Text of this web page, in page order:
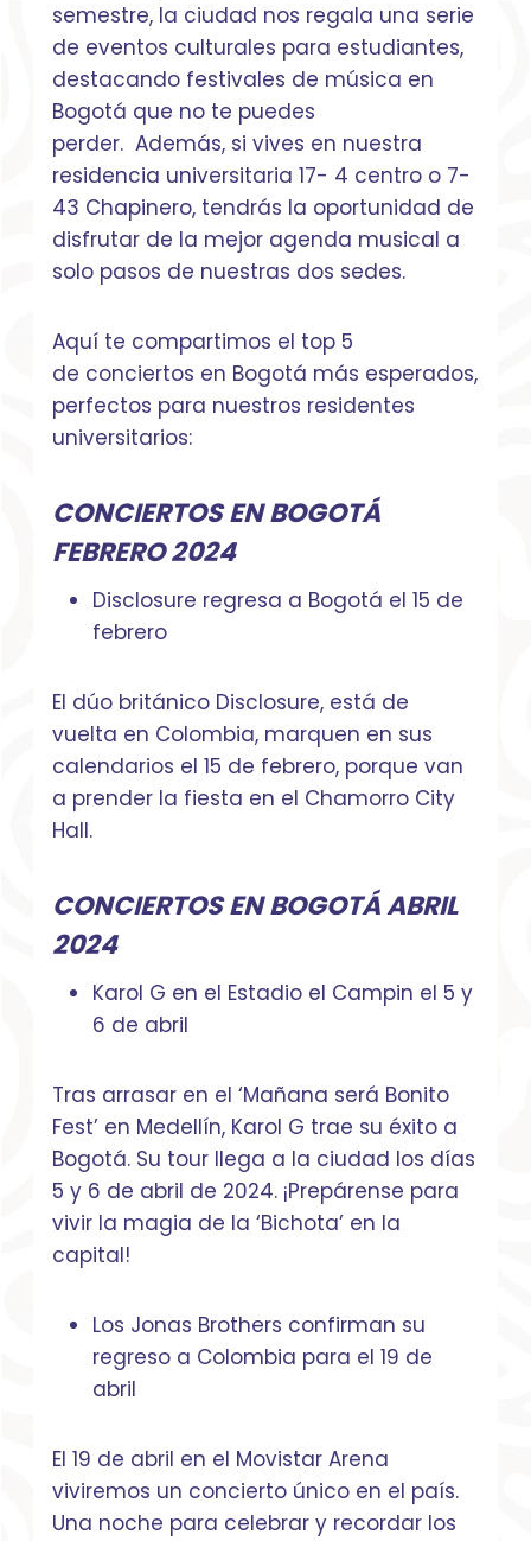
semestre, la ciudad nos regala una serie
de eventos culturales para estudiantes,
destacando festivales de música en
Bogotá que no te puedes
perder. Además, si vives en nuestra
residencia universitaria 17- 4 centro o 7-
43 Chapinero, tendrás la oportunidad de
disfrutar de la mejor agenda musical a
solo pasos de nuestras dos sedes.
Aquí te compartimos el top 5
de conciertos en Bogotá más esperados,
perfectos para nuestros residentes
universitarios:
CONCIERTOS EN BOGOTÁ
FEBRERO 2024
Disclosure regresa a Bogotá el 15 de
febrero
El dúo británico Disclosure, está de
vuelta en Colombia, marquen en sus
calendarios el 15 de febrero, porque van
a prender la fiesta en el Chamorro City
Hall.
CONCIERTOS EN BOGOTÁ ABRIL
2024
Karol G en el Estadio el Campin el 5 y
6 de abril
Tras arrasar en el ‘Mañana será Bonito
Fest’ en Medellín, Karol G trae su éxito a
Bogotá. Su tour llega a la ciudad los días
5 y 6 de abril de 2024. ¡Prepárense para
vivir la magia de la ‘Bichota’ en la
capital!
Los Jonas Brothers confirman su
regreso a Colombia para el 19 de
abril
El 19 de abril en el Movistar Arena
viviremos un concierto único en el país.
Una noche para celebrar y recordar los